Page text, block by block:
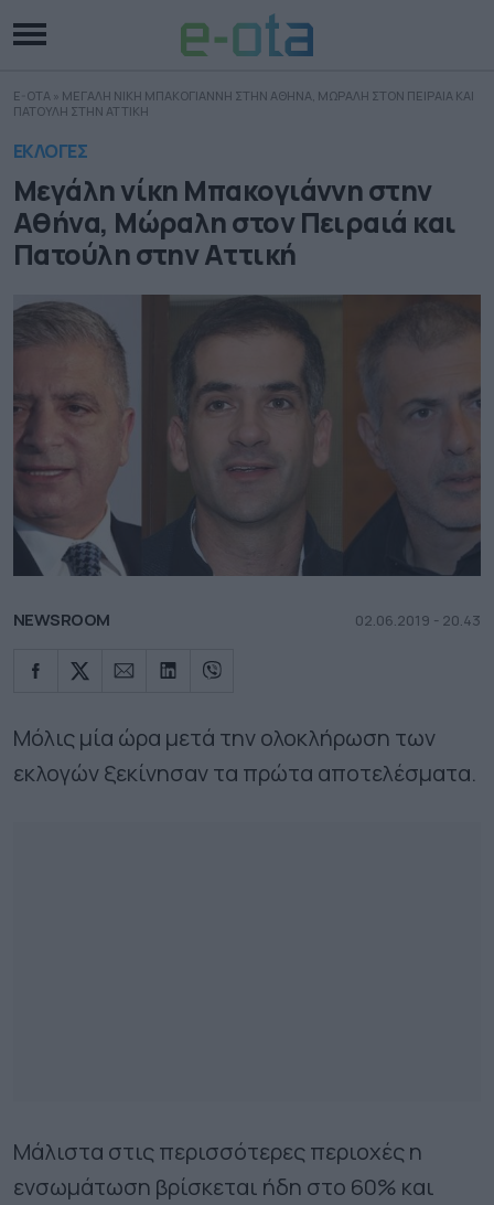
E-OTA » ΜΕΓΑΛΗ ΝΙΚΗ ΜΠΑΚΟΓΙΑΝΝΗ ΣΤΗΝ ΑΘΗΝΑ, ΜΩΡΑΛΗ ΣΤΟΝ ΠΕΙΡΑΙΑ ΚΑΙ
ΠΑΤΟΥΛΗ ΣΤΗΝ ΑΤΤΙΚΗ
ΕΚΛΟΓΕΣ
Μεγάλη νίκη Μπακογιάννη στην
Αθήνα, Μώραλη στον Πειραιά και
Πατούλη στην Αττική
NEWSROOM 02.06.2019 - 20.43
Μόλις μία ώρα μετά την ολοκλήρωση των
εκλογών ξεκίνησαν τα πρώτα αποτελέσματα.
Μάλιστα στις περισσότερες περιοχές η
ενσωμάτωση βρίσκεται ήδη στο 60% και